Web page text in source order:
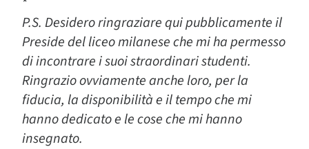
P.S. Desidero ringraziare qui pubblicamente il
Preside del liceo milanese che mi ha permesso
di incontrare i suoi straordinari studenti.
Ringrazio ovviamente anche loro, per la
fiducia, la disponibilità e il tempo che mi
hanno dedicato e le cose che mi hanno
insegnato.